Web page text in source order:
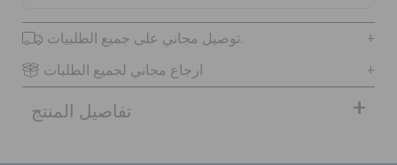
توصيل مجاني على جميع الطلبيات.
ارجاع مجاني لجميع الطلبات
تفاصيل المنتج